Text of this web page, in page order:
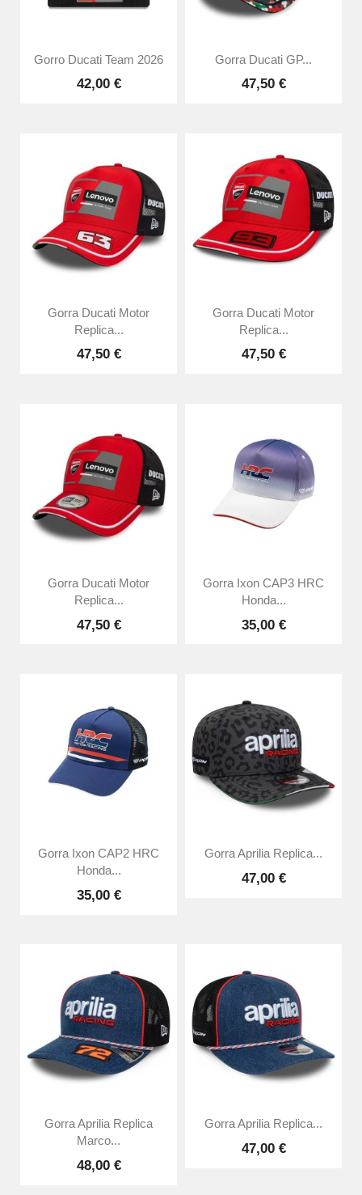
Gorro Ducati Team 2026
42,00 €
Gorra Ducati GP...
47,50 €
Gorra Ducati Motor
Replica...
47,50 €
Gorra Ducati Motor
Replica...
47,50 €
Gorra Ducati Motor
Replica...
47,50 €
Gorra Ixon CAP3 HRC
Honda...
35,00 €
Gorra Ixon CAP2 HRC
Honda...
35,00 €
Gorra Aprilia Replica...
47,00 €
Gorra Aprilia Replica
Marco...
48,00 €
Gorra Aprilia Replica...
47,00 €